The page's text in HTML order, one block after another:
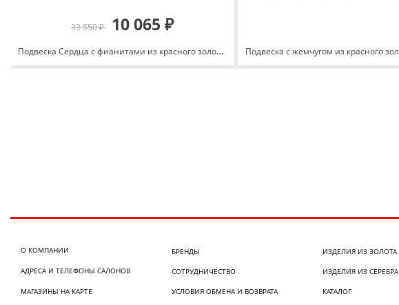
33 550 ₽ 10 065 ₽
Подвеска Сердца с фианитами из красного золота 585 3463207 1 1 1
О КОМПАНИИ
АДРЕСА И ТЕЛЕФОНЫ САЛОНОВ
МАГАЗИНЫ НА КАРТЕ
БРЕНДЫ
СОТРУДНИЧЕСТВО
УСЛОВИЯ ОБМЕНА И ВОЗВРАТА
ИЗДЕЛИЯ ИЗ ЗОЛОТА
ИЗДЕЛИЯ ИЗ СЕРЕБРА
КАТАЛОГ